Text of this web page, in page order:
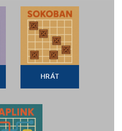
HRÁT